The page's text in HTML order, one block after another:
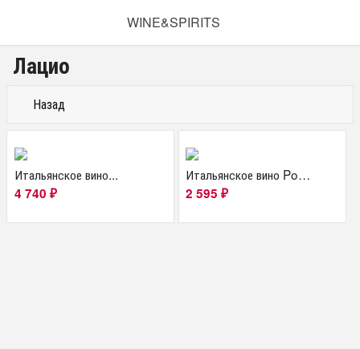
WINE&SPIRITS
Лацио
Назад
Итальянское вино...
4 740 ₽
Итальянское вино Pomele
2 595₽